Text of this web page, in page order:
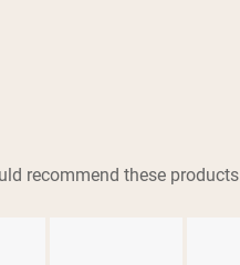
recommend these products